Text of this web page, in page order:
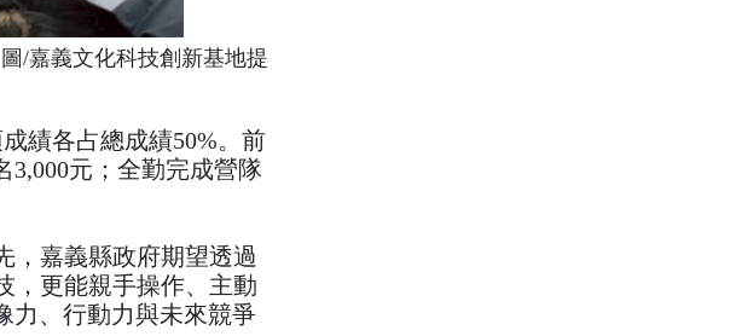
/嘉義文化科技創新基地提
績各占總成績50%。前
3,000元；全勤完成營隊
，嘉義縣政府期望透過
，更能親手操作、主動
力、行動力與未來競爭